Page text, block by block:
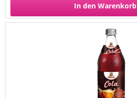
In den Warenkorb